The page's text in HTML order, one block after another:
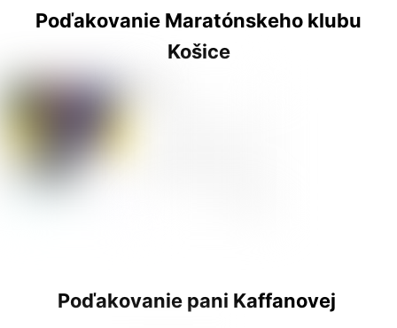
Poďakovanie Maratónskeho klubu
Košice
Poďakovanie pani Kaffanovej